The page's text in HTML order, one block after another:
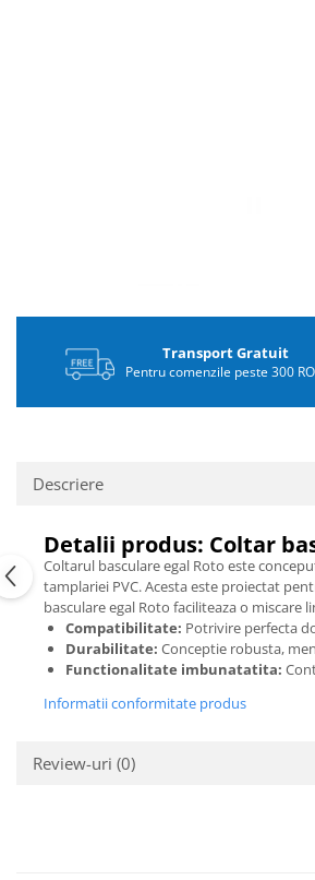
Transport Gratuit
Pentru comenzile peste 300
Descriere
Detalii produs: Coltar
Coltarul basculare egal Roto este
tamplariei PVC. Acesta este proiectat
basculare egal Roto faciliteaza o
Compatibilitate: Potrivire perfecta
Durabilitate: Conceptie robusta,
Functionalitate imbunatatita:
Informatii conformitate produs
Review-uri (0)